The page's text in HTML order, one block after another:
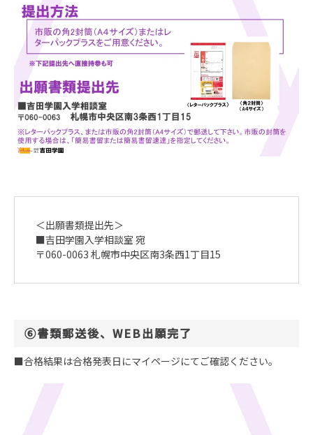
＜出願書類提出先＞
■吉田学園入学相談室 宛
〒060-0063 札幌市中央区南3条西1丁目15
⑥書類郵送後、WEB出願完了
■合格結果は合格発表日にマイページにてご確認ください。